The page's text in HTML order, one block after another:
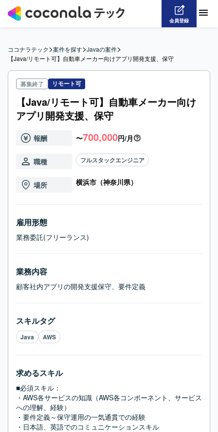
会員登録
ココナラテック>案件を探す>Javaの案件>
【Java/リモート可】自動車メーカー向けアプリ開発支援、保守
募集終了 リモート可
【Java/リモート可】自動車メーカー向け
アプリ開発支援、保守
報酬 〜700,000円/月
職種 フルスタックエンジニア
場所 横浜市（神奈川県）
雇用形態
業務委託(フリーランス)
業務内容
顧客社内アプリの開発支援保守、要件定義
スキルタグ
Java AWS
求めるスキル
■必須スキル：
・AWS各サービスの知識（AWS各コンポーネント、サービス
への理解、経験）
・要件定義～保守運用の一気通貫での経験
・日本語、英語でのコミュニケーションスキル